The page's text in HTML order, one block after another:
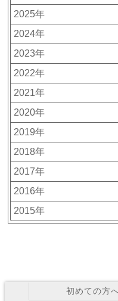
2025年
2024年
2023年
2022年
2021年
2020年
2019年
2018年
2017年
2016年
2015年
初めての方